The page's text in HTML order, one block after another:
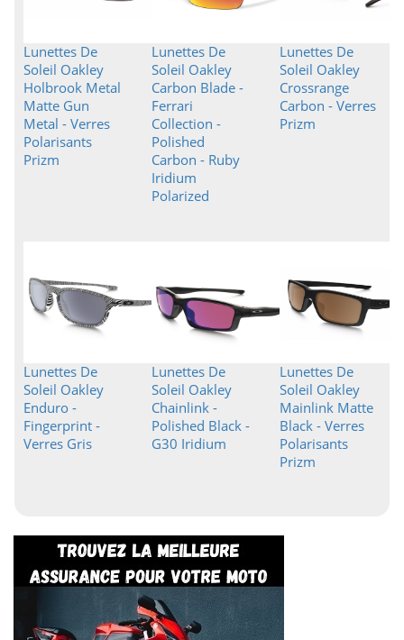
Lunettes De
Soleil Oakley
Holbrook Metal
Matte Gun
Metal - Verres
Polarisants
Prizm
Lunettes De
Soleil Oakley
Carbon Blade -
Ferrari
Collection -
Polished
Carbon - Ruby
Iridium
Polarized
Lunettes De
Soleil Oakley
Crossrange
Carbon - Verres
Prizm
Lunettes De
Soleil Oakley
Enduro -
Fingerprint -
Verres Gris
Lunettes De
Soleil Oakley
Chainlink -
Polished Black -
G30 Iridium
Lunettes De
Soleil Oakley
Mainlink Matte
Black - Verres
Polarisants
Prizm